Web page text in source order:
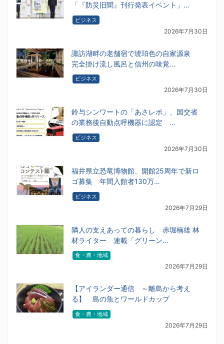
「『防災旧聞』刊行発表イベント」…
ビジネス
2026年7月30日
諏訪湖畔の老舗宿で琥珀色の自家源泉
完全掛け流し風呂と信州の味覚…
ビジネス
2026年7月30日
鈴与シンワートの「あさレポ」、国交省
の業務後自動点呼機器に認定 …
ビジネス
2026年7月30日
福井県立恐竜博物館、開館25周年で新ロ
ゴ募集 年間入館者130万…
ビジネス
2026年7月29日
隣人の支えあっての暮らし 赤堀楠雄 林
材ライター 連載「グリーン…
食・農・地域
2026年7月29日
【アイランダー通信 ～離島から考え
る】 島の魚とワールドカップ
食・農・地域
2026年7月29日